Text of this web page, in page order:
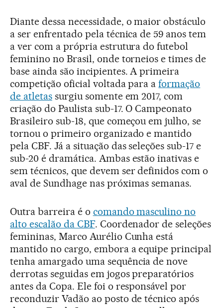
Diante dessa necessidade, o maior obstáculo
a ser enfrentado pela técnica de 59 anos tem
a ver com a própria estrutura do futebol
feminino no Brasil, onde torneios e times de
base ainda são incipientes. A primeira
competição oficial voltada para aformação
de atletassurgiu somente em 2017, com
criação do Paulista sub-17. O Campeonato
Brasileiro sub-18, que começou em julho, se
tornou o primeiro organizado e mantido
pela CBF. Já a situação das seleções sub-17 e
sub-20 é dramática. Ambas estão inativas e
sem técnicos, que devem ser definidos com o
aval de Sundhage nas próximas semanas.
Outra barreira é o comando masculino no
alto escalão da CBF. Coordenador de seleções
femininas, Marco Aurélio Cunha está
mantido no cargo, embora a equipe principal
tenha amargado uma sequência de nove
derrotas seguidas em jogos preparatórios
antes da Copa. Ele foi o responsável por
reconduzir Vadão ao posto de técnico após